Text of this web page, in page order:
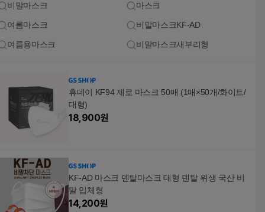
비말마스크 마스크
여름마스크 비말마스크KF-AD
여름용마스크 비말마스크새부리형
휴데이 KF94 제로 마스크 50매 (1매×50개/화이트/
대형)
18,900원
KF-AD 마스크 덴탈마스크 대형 덴탈 위생 국산 비
말 입체형
14,200원